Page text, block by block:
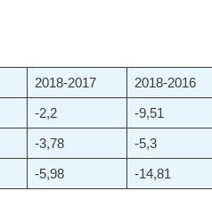
2018-2017
2018-2016
-2,2
-9,51
-3,78
-5,3
-5,98 -14,81